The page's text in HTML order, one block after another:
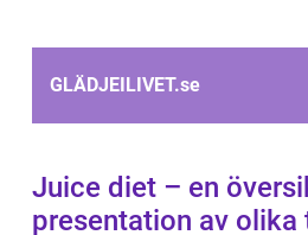
GLÄDJEILIVET.se
Juice diet – en
presentation av olika